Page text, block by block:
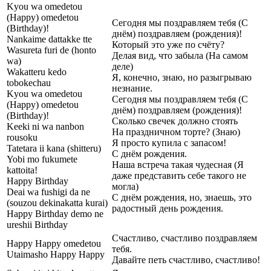
Kyou wa omedetou
(Happy) omedetou
(Birthday)!
Nankaime dattakke tte
Wasureta furi de (honto
wa)
Wakatteru kedo
tobokechau
Kyou wa omedetou
(Happy) omedetou
(Birthday)!
Keeki ni wa nanbon
rousoku
Tatetara ii kana (shitteru)
Yobi mo fukumete
kattoita!
Happy Birthday
Deai wa fushigi da ne
(souzou dekinakatta kurai)
Happy Birthday demo ne
ureshii Birthday
Сегодня мы поздравляем тебя (С
днём) поздравляем (рождения)!
Который это уже по счёту?
Делая вид, что забыла (На самом
деле)
Я, конечно, знаю, но разыгрываю
незнание.
Сегодня мы поздравляем тебя (С
днём) поздравляем (рождения)!
Сколько свечек должно стоять
На праздничном торте? (Знаю)
Я просто купила с запасом!
С днём рождения.
Наша встреча такая чудесная (Я
даже представить себе такого не
могла)
С днём рождения, но, знаешь, это
радостный день рождения.
Happy Happy omedetou
Utaimasho Happy Happy
Счастливо, счастливо поздравляем
тебя.
Давайте петь счастливо, счастливо!